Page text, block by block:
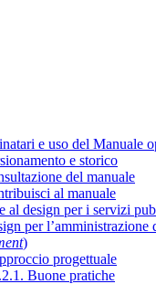
e uso del Manuale
e storico
del manuale
al manuale
al design per i servizi
per l’amministrazione
)
progettuale
Buone pratiche